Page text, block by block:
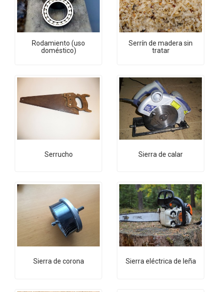
Rodamiento (uso
doméstico)
Serrín de madera sin
tratar
Serrucho Sierra de calar
Sierra de corona Sierra eléctrica de leña